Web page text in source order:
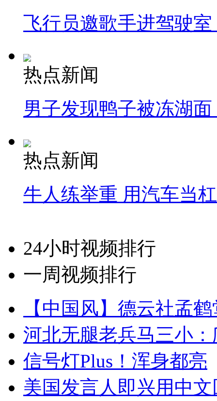
飞行员邀歌手进驾驶
热点新闻
男子发现鸭子被冻湖
热点新闻
牛人练举重 用汽车当
24小时视频排行
一周视频排行
【中国风】德云社孟
河北无腿老兵马三小
信号灯Plus！浑身都亮
美国发言人即兴用中